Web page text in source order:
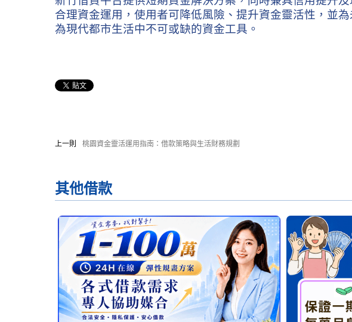
合理資金運用，使用者可降低風險、提升資金靈活性，並
為現代都市生活中不可或缺的資金工具。
上一則 桃園資金靈活運用指南：借款策略與生活財務規劃
其他借款